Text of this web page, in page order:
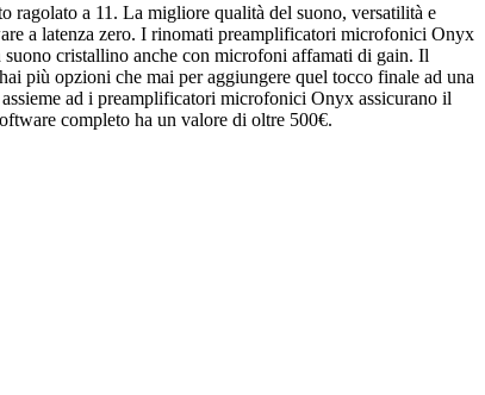
ragolato a 11. La migliore qualità del suono, versatilità e
a latenza zero. I rinomati preamplificatori microfonici Onyx
cristallino anche con microfoni affamati di gain. Il
più opzioni che mai per aggiungere quel tocco finale ad una
ad i preamplificatori microfonici Onyx assicurano il
completo ha un valore di oltre 500€.